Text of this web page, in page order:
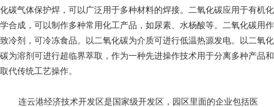
化碳气体保护焊，可以广泛用于多种材料的焊接。二氧化碳应用于有机化
学合成，可以制作多种常用化工产品，如尿素、水杨酸等。二氧化碳用作
致冷剂，可冷冻食品。以二氧化碳为介质可进行低温热源发电。以二氧化
碳为溶剂可进行超临界萃取，作为一种先进操作技术用于分离多种产品和
取代传统工艺操作。
连云港经济技术开发区是国家级开发区，园区里面的企业包括医